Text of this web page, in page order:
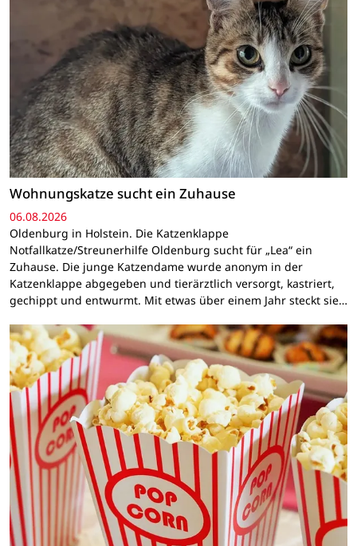
Wohnungskatze sucht ein Zuhause
06.08.2026
Oldenburg in Holstein. Die Katzenklappe
Notfallkatze/Streunerhilfe Oldenburg sucht für „Lea“ ein
Zuhause. Die junge Katzendame wurde anonym in der
Katzenklappe abgegeben und tierärztlich versorgt, kastriert,
gechippt und entwurmt. Mit etwas über einem Jahr steckt sie…